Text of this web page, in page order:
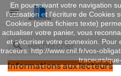

search
Informations aux lecteurs
En poursuivant votre navigation
l’utilisation et l'écriture de Cookies
Cookies (petits fichiers texte)
actualiser votre panier, vous
et sécuriser votre connexion. Pour
traceurs: http://www.cnil.fr/vos-
traceurs/